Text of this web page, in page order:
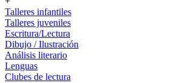
Talleres infantiles
Talleres juveniles
Escritura/Lectura
Dibujo / Ilustración
Análisis literario
Lenguas
Clubes de lectura